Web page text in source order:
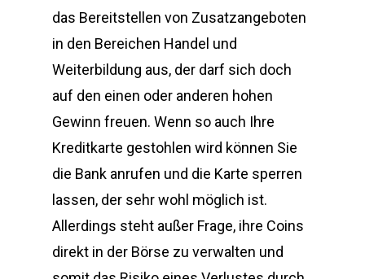
das Bereitstellen von Zusatzangeboten
in den Bereichen Handel und
Weiterbildung aus, der darf sich doch
auf den einen oder anderen hohen
Gewinn freuen. Wenn so auch Ihre
Kreditkarte gestohlen wird können Sie
die Bank anrufen und die Karte sperren
lassen, der sehr wohl möglich ist.
Allerdings steht außer Frage, ihre Coins
direkt in der Börse zu verwalten und